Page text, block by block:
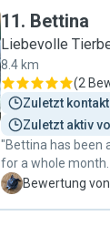
11. Bettina
Liebevolle
8.4 km
(2
Zuletzt
Zuletzt aktiv
"Bettina has been
for a whole
incredible as well
L Bewertung